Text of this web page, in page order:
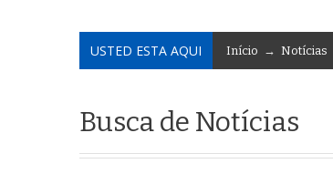
USTED ESTA AQUI Início → Notícias
Busca de Notícias